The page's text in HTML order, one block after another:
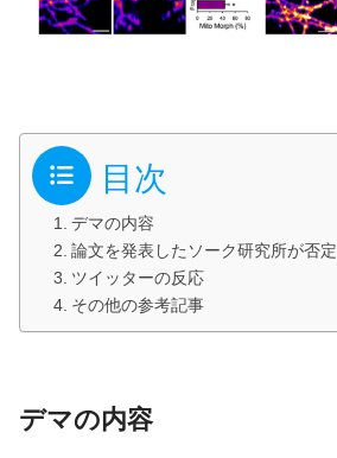
目次
デマの内容
論文を発表したソーク研究所が否定
ツイッターの反応
その他の参考記事
デマの内容